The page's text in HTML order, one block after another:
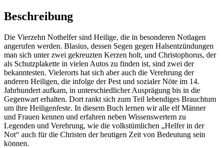
und
ihre
Menge
Beschreibung
Die Vierzehn Nothelfer sind Heilige, die in besonderen Notlagen
angerufen werden. Blasius, dessen Segen gegen Halsentzündungen
man sich unter zwei gekreuzten Kerzen holt, und Christophorus, der
als Schutzplakette in vielen Autos zu finden ist, sind zwei der
bekanntesten. Vielerorts hat sich aber auch die Verehrung der
anderen Heiligen, die infolge der Pest und sozialer Nöte im 14.
Jahrhundert aufkam, in unterschiedlicher Ausprägung bis in die
Gegenwart erhalten. Dort rankt sich zum Teil lebendiges Brauchtum
um ihre Heiligenfeste. In diesem Buch lernen wir alle elf Männer
und Frauen kennen und erfahren neben Wissenswertem zu
Legenden und Verehrung, wie die volkstümlichen „Helfer in der
Not“ auch für die Christen der heutigen Zeit von Bedeutung sein
können.